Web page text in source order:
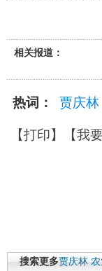
相关报道：
热词： 贾庆林
【打印】【我
搜索更多贾庆林